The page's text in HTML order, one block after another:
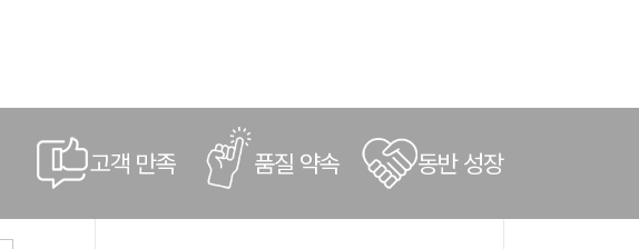
고객 만족 품질 약속 동반 성장